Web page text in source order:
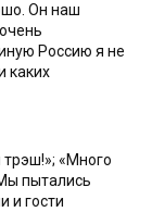
Он наш
Россию я не
каких
«Много
пытались
и гости